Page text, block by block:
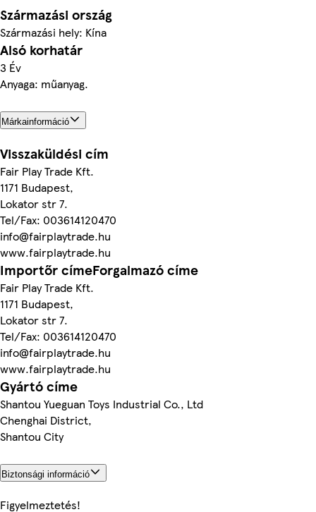
Származási ország
Származási hely: Kína
Alsó korhatár
3 Év
Anyaga: műanyag.
Márkainformáció
Visszaküldési cím
Fair Play Trade Kft.
1171 Budapest,
Lokator str 7.
Tel/Fax: 003614120470
info@fairplaytrade.hu
www.fairplaytrade.hu
Importőr címeForgalmazó címe
Fair Play Trade Kft.
1171 Budapest,
Lokator str 7.
Tel/Fax: 003614120470
info@fairplaytrade.hu
www.fairplaytrade.hu
Gyártó címe
Shantou Yueguan Toys Industrial Co., Ltd
Chenghai District,
Shantou City
Biztonsági információ
Figyelmeztetés!